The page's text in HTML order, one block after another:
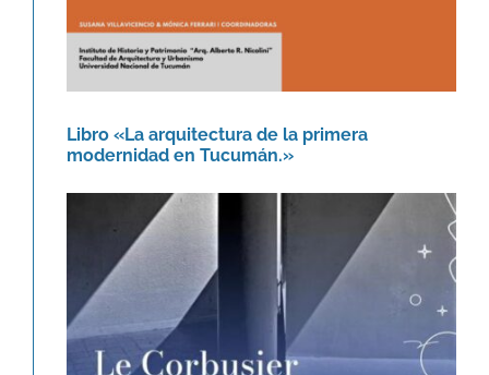
Libro «La arquitectura de la primera
modernidad en Tucumán.»